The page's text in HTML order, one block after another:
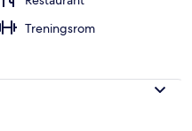
Treningsrom